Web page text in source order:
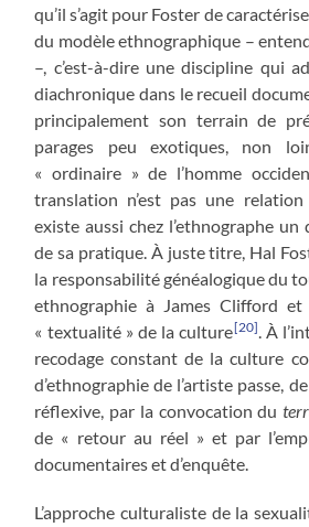
qu’il s’agit pour Foster de
du modèle ethnographique –
–, c’est-à-dire une discipline qui
diachronique dans le recueil
principalement son terrain de
parages peu exotiques, non
« ordinaire » de l’homme
translation n’est pas une relation
existe aussi chez l’ethnographe un
de sa pratique. À juste titre, Hal
la responsabilité généalogique du
ethnographie à James Clifford
« textualité » de la culture[20]. À
recodage constant de la culture
d’ethnographie de l’artiste passe,
réflexive, par la convocation du
de « retour au réel » et par
documentaires et d’enquête.
L’approche culturaliste de la